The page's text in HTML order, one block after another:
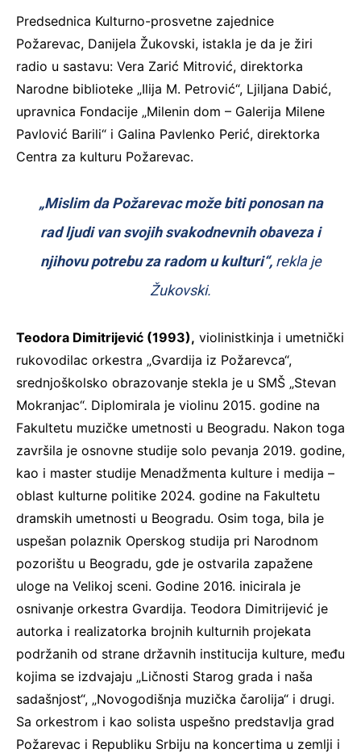
Predsednica Kulturno-prosvetne zajednice
Požarevac, Danijela Žukovski, istakla je da je žiri
radio u sastavu: Vera Zarić Mitrović, direktorka
Narodne biblioteke „Ilija M. Petrović“, Ljiljana Dabić,
upravnica Fondacije „Milenin dom – Galerija Milene
Pavlović Barili“ i Galina Pavlenko Perić, direktorka
Centra za kulturu Požarevac.
„Mislim da Požarevac može biti ponosan na
rad ljudi van svojih svakodnevnih obaveza i
njihovu potrebu za radom u kulturi“, rekla je
Žukovski.
Teodora Dimitrijević (1993), violinistkinja i umetnički
rukovodilac orkestra „Gvardija iz Požarevca“,
srednjoškolsko obrazovanje stekla je u SMŠ „Stevan
Mokranjac“. Diplomirala je violinu 2015. godine na
Fakultetu muzičke umetnosti u Beogradu. Nakon toga
završila je osnovne studije solo pevanja 2019. godine,
kao i master studije Menadžmenta kulture i medija –
oblast kulturne politike 2024. godine na Fakultetu
dramskih umetnosti u Beogradu. Osim toga, bila je
uspešan polaznik Operskog studija pri Narodnom
pozorištu u Beogradu, gde je ostvarila zapažene
uloge na Velikoj sceni. Godine 2016. inicirala je
osnivanje orkestra Gvardija. Teodora Dimitrijević je
autorka i realizatorka brojnih kulturnih projekata
podržanih od strane državnih institucija kulture, među
kojima se izdvajaju „Ličnosti Starog grada i naša
sadašnjost“, „Novogodišnja muzička čarolija“ i drugi.
Sa orkestrom i kao solista uspešno predstavlja grad
Požarevac i Republiku Srbiju na koncertima u zemlji i